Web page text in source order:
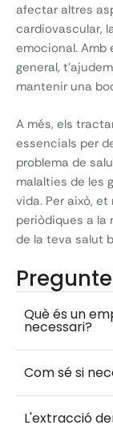
afectar altres
cardiovascular,
emocional. Amb
general,
mantenir una
A més, els
essencials per
problema de
malalties de les
vida. Per això,
periòdiques a la
de la teva salut
Què és un
necessari?
Com sé si
L'extracció